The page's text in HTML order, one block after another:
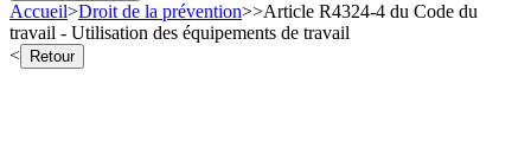
Accueil>Droit de la prévention>>Article R4324-4 du Code du
travail - Utilisation des équipements de travail
<
Retour